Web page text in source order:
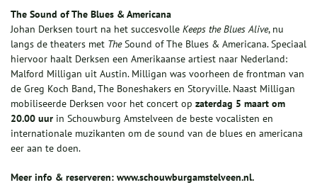
The Sound of The Blues & Americana
Johan Derksen tourt na het succesvolle Keeps the Blues Alive, nu
langs de theaters met TheSound of The Blues & Americana. Speciaal
hiervoor haalt Derksen een Amerikaanse artiest naar Nederland:
Malford Milligan uit Austin. Milligan was voorheen de frontman van
de Greg Koch Band, The Boneshakers en Storyville. Naast Milligan
mobiliseerde Derksen voor het concert op zaterdag 5 maart om
20.00 uur in Schouwburg Amstelveen de beste vocalisten en
internationale muzikanten om de sound van de blues en americana
eer aan te doen.
Meer info & reserveren: www.schouwburgamstelveen.nl.